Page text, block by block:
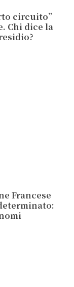
circuito”
Chi dice la
Francese